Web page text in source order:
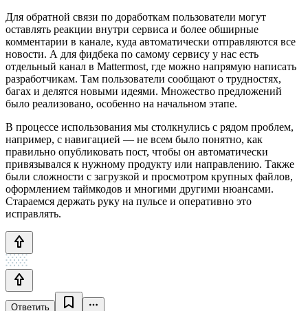
Для обратной связи по доработкам пользователи могут
оставлять реакции внутри сервиса и более обширные
комментарии в канале, куда автоматически отправляются все
новости. А для фидбека по самому сервису у нас есть
отдельный канал в Mattermost, где можно напрямую написать
разработчикам. Там пользователи сообщают о трудностях,
багах и делятся новыми идеями. Множество предложений
было реализовано, особенно на начальном этапе.
В процессе использования мы столкнулись с рядом проблем,
например, с навигацией — не всем было понятно, как
правильно опубликовать пост, чтобы он автоматически
привязывался к нужному продукту или направлению. Также
были сложности с загрузкой и просмотром крупных файлов,
оформлением таймкодов и многими другими нюансами.
Стараемся держать руку на пульсе и оперативно это
исправлять.
Ответить